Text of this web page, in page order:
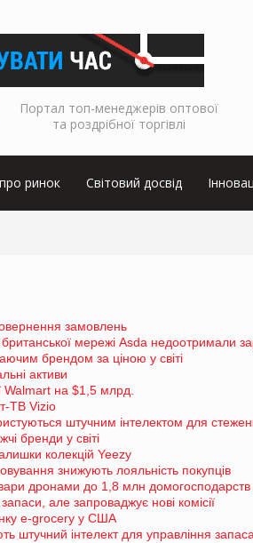
Портал топ-менеджерів оптової
та роздрібної торгівлі
ринок Світовий досвід
замовлень
мережі Asda недоотримали
брендом за ціною у світі
активи
Walmart на $1,5 млрд.
ТВ Vizio
штучним інтелектом для
бренди у світі
колекцій Yeezy
знижують лояльність покупців
дронами до 1,8 млн домогосподарств
але запроваджує нові комісії
e-grocery у США
штучний інтелект для управління